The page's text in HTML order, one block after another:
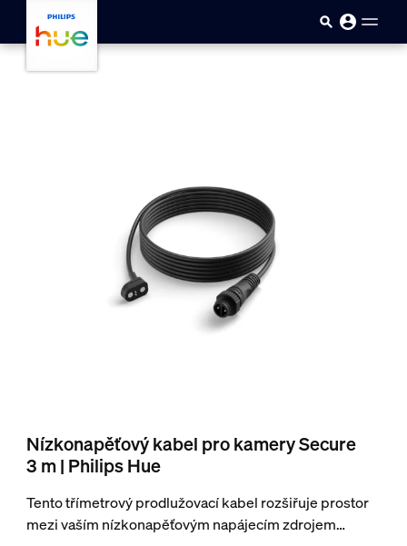
Přejít k hlavnímu obsahu
Nízkonapěťový kabel pro kamery Secure
3 m | Philips Hue
Tento třímetrový prodlužovací kabel rozšiřuje prostor
mezi vaším nízkonapěťovým napájecím zdrojem